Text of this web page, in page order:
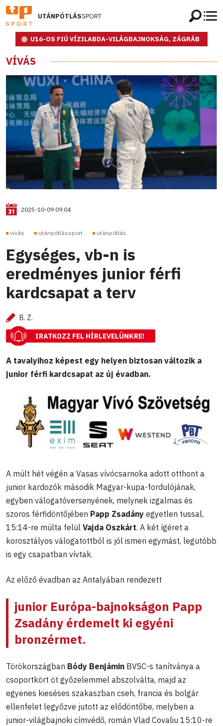
UTÁNPÓTLÁSSPORT
U16-OS FIÚ VÍZILABDA-VILÁGBAJNOKSÁG, ZÁGRÁB
VÍVÁS
2025-10-09 09:04
vívás utánpótlássport utánpótlás
Egységes, vb-n is
eredményes junior férfi
kardcsapat a terv
B. Z.
IRATKOZZ FEL HÍRLEVELÜNKRE!
A tavalyihoz képest egy helyen biztosan változik a
junior férfi kardcsapat az új évadban.
A múlt hét végén a Vasas vívócsarnoka adott otthont a
junior kardozók második Magyar-kupa-fordulójának,
egyben válogatóversenyének, melynek izgalmas és
szoros férfidöntőjében Papp Zsadány egyetlen tussal,
15:14-re múlta felül Vajda Oszkárt. A két ígéret a
korosztályos válogatottból is jól ismeri egymást, legutóbb
is egy csapatban vívtak.
Az előző évadban az Antalyában rendezett
junior Európa-bajnokságon Papp
Zsadány érdemelt ki egyéni
bronzérmet.
Törökországban Bódy Benjámin BVSC-s tanítványa a
csoportkört öt győzelemmel abszolválta, majd az
egyenes kieséses szakaszban cseh, francia és bolgár
ellenfelet legyőzve jutott az elődöntőbe, melyben a
junior-világbajnoki címvédő, román Vlad Covaliu 15:10-re